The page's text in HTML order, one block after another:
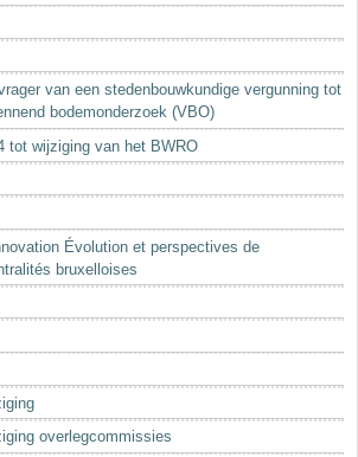
van een stedenbouwkundige vergunning tot
bodemonderzoek (VBO)
tot wijziging van het BWRO
Évolution et perspectives de
bruxelloises
overlegcommissies